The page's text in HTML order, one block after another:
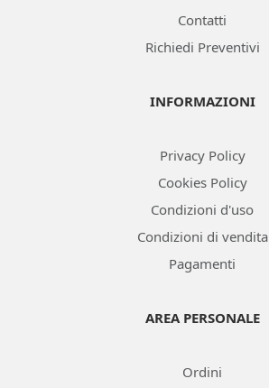
Contatti
Richiedi Preventivi
INFORMAZIONI
Privacy Policy
Cookies Policy
Condizioni d'uso
Condizioni di vendita
Pagamenti
AREA PERSONALE
Ordini